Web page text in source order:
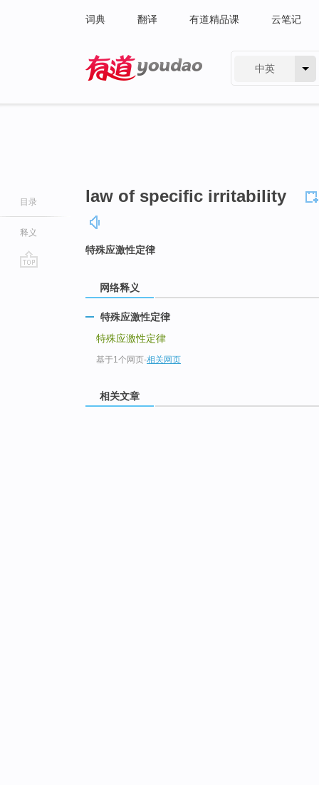
词典 翻译 有道精品课 云笔记
中英
目录
释义
law of specific irritability
特殊应激性定律
网络释义
特殊应激性定律
特殊应激性定律
基于1个网页-相关网页
相关文章